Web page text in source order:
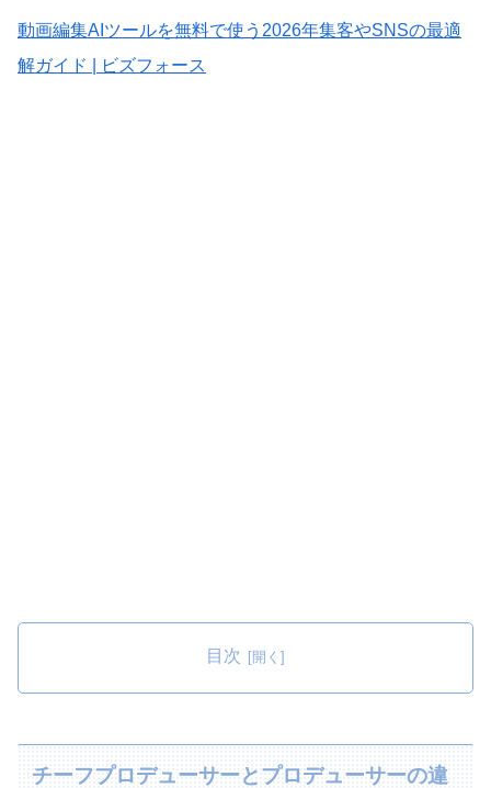
動画編集AIツールを無料で使う2026年集客やSNSの最適
解ガイド | ビズフォース
目次
チーフプロデューサーとプロデューサーの違